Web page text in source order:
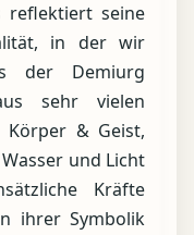
reflektiert seine
in der wir
der Demiurg
sehr vielen
Körper & Geist,
und Licht
Kräfte
ihrer Symbolik